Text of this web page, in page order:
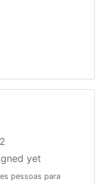
yet
pessoas para